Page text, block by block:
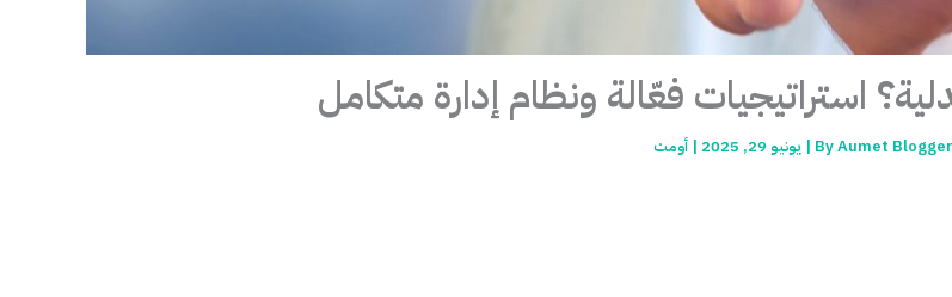
استراتيجيات فعّالة ونظام إدارة متكامل
ByAumet Blogger
| يونيو 29, 2025 |أومت